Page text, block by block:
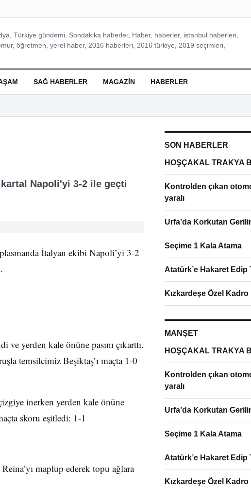
Türkiye gündemi, Sondakika haberler, Haber, haberler, istanbul haberleri,
öğretmen, yerel haber, 2016 haberleri, 2016 türkiye, 2019 seçimleri,
SAĞ HABERLER MAGAZIN HABERLER
Napoli'yi 3-2 ile geçti
İtalyan ekibi Napoli’yi 3-2
ve yerden kale önüne pasını çıkarttı.
temsilcimiz Beşiktaş’ı maçta 1-0
inerken yerden kale önüne
skoru eşitledi: 1-1
maplup ederek topu ağlara
SON HABERLER
HOŞÇAKAL TRAKYA
Kontrolden çıkan
yaralı
Urfa’da Korkutan
Seçime 1 Kala Atama
Atatürk’e Hakaret Edip
Kızkardeşe Özel Kadro
MANŞET
HOŞÇAKAL TRAKYA
Kontrolden çıkan
yaralı
Urfa’da Korkutan
Seçime 1 Kala Atama
Atatürk’e Hakaret Edip
Kızkardeşe Özel Kadro